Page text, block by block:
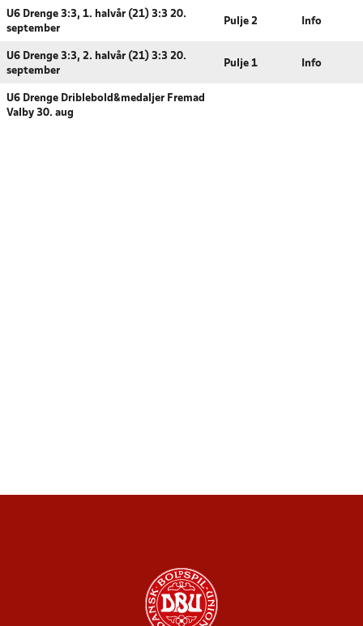
U6 Drenge 3:3, 1. halvår (21) 3:3 20.
september
Pulje 2 Info
U6 Drenge 3:3, 2. halvår (21) 3:3 20.
september
Pulje 1 Info
U6 Drenge Driblebold&medaljer Fremad
Valby 30. aug